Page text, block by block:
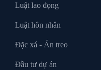
Luật lao đọng
Luật hôn nhân
Đặc xá - Án treo
Đầu tư dự án